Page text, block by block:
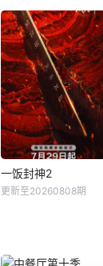
一饭封神2
更新至20260808期